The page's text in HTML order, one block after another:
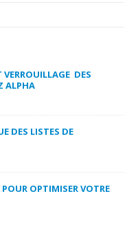
DES
ALPHA
DES LISTES DE
OPTIMISER VOTRE